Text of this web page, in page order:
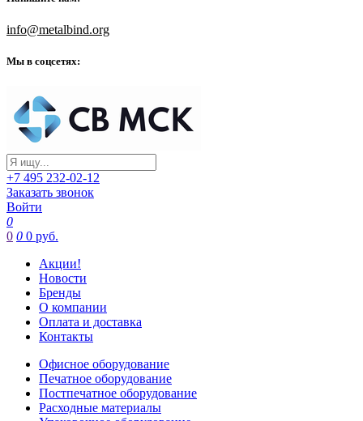
info@metalbind.org
Мы в соцсетях:
+7 495 232-02-12
Заказать звонок
Войти
0
0 0 0 руб.
Акции!
Новости
Бренды
О компании
Оплата и доставка
Контакты
Офисное оборудование
Печатное оборудование
Постпечатное оборудование
Расходные материалы